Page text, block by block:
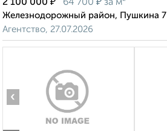
2 100 000
64 700 за м²
Железнодорожный район, Пушкина 7
Агентство, 27.07.2026
‹